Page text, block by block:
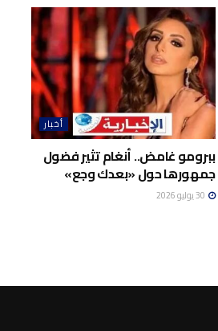
أخبار
ببرومو غامض.. أنغام تثير فضول
جمهورها حول «بعدك وجع»